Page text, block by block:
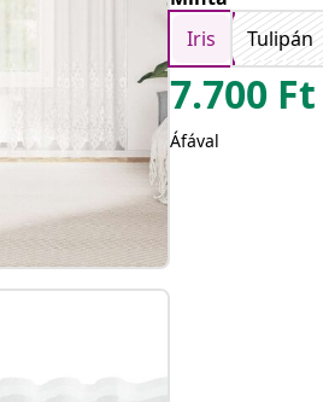
Iris
Tulipán
7.700 Ft
Áfával